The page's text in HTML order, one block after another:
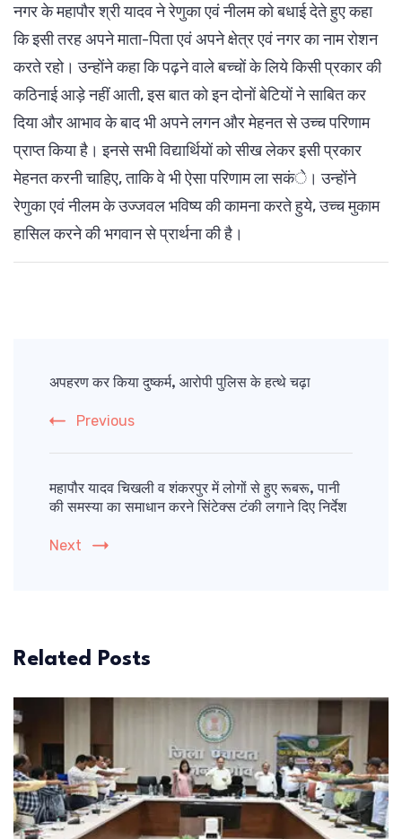
नगर के महापौर श्री यादव ने रेणुका एवं नीलम को बधाई देते हुए कहा
कि इसी तरह अपने माता-पिता एवं अपने क्षेत्र एवं नगर का नाम रोशन
करते रहो। उन्होंने कहा कि पढ़ने वाले बच्चों के लिये किसी प्रकार की
कठिनाई आड़े नहीं आती, इस बात को इन दोनों बेटियों ने साबित कर
दिया और आभाव के बाद भी अपने लगन और मेहनत से उच्च परिणाम
प्राप्त किया है। इनसे सभी विद्यार्थियों को सीख लेकर इसी प्रकार
मेहनत करनी चाहिए, ताकि वे भी ऐसा परिणाम ला सकंे। उन्होंने
रेणुका एवं नीलम के उज्जवल भविष्य की कामना करते हुये, उच्च मुकाम
हासिल करने की भगवान से प्रार्थना की है।
Navigation
अपहरण कर किया दुष्कर्म, आरोपी पुलिस के हत्थे चढ़ा
Previous
महापौर यादव चिखली व शंकरपुर में लोगों से हुए रूबरू, पानी
की समस्या का समाधान करने सिंटेक्स टंकी लगाने दिए निर्देश
Next
Related Posts